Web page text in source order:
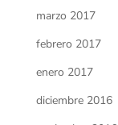
marzo 2017
febrero 2017
enero 2017
diciembre 2016